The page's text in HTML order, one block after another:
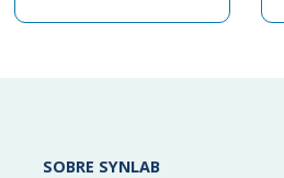
SOBRE SYNLAB